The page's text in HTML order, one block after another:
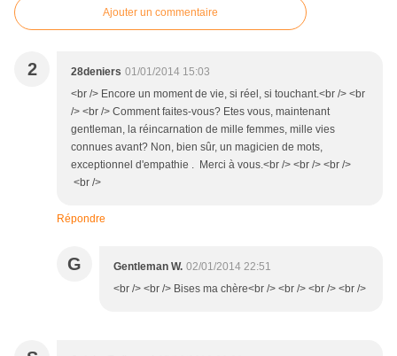
Ajouter un commentaire
2 28deniers 01/01/2014 15:03
<br /> Encore un moment de vie, si réel, si touchant.<br /> <br
/> <br /> Comment faites-vous? Etes vous, maintenant
gentleman, la réincarnation de mille femmes, mille vies
connues avant? Non, bien sûr, un magicien de mots,
exceptionnel d'empathie . Merci à vous.<br /> <br /> <br />
<br />
Répondre
G Gentleman W. 02/01/2014 22:51
<br /> <br /> Bises ma chère<br /> <br /> <br /> <br />